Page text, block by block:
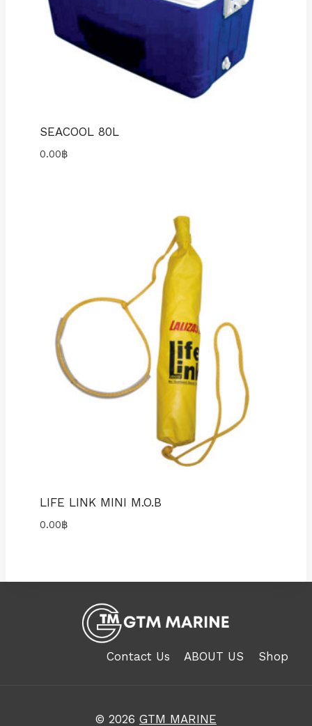
SEACOOL 80L
0.00฿
LIFE LINK MINI M.O.B
0.00฿
Contact Us ABOUT US Shop
© 2026 GTM MARINE